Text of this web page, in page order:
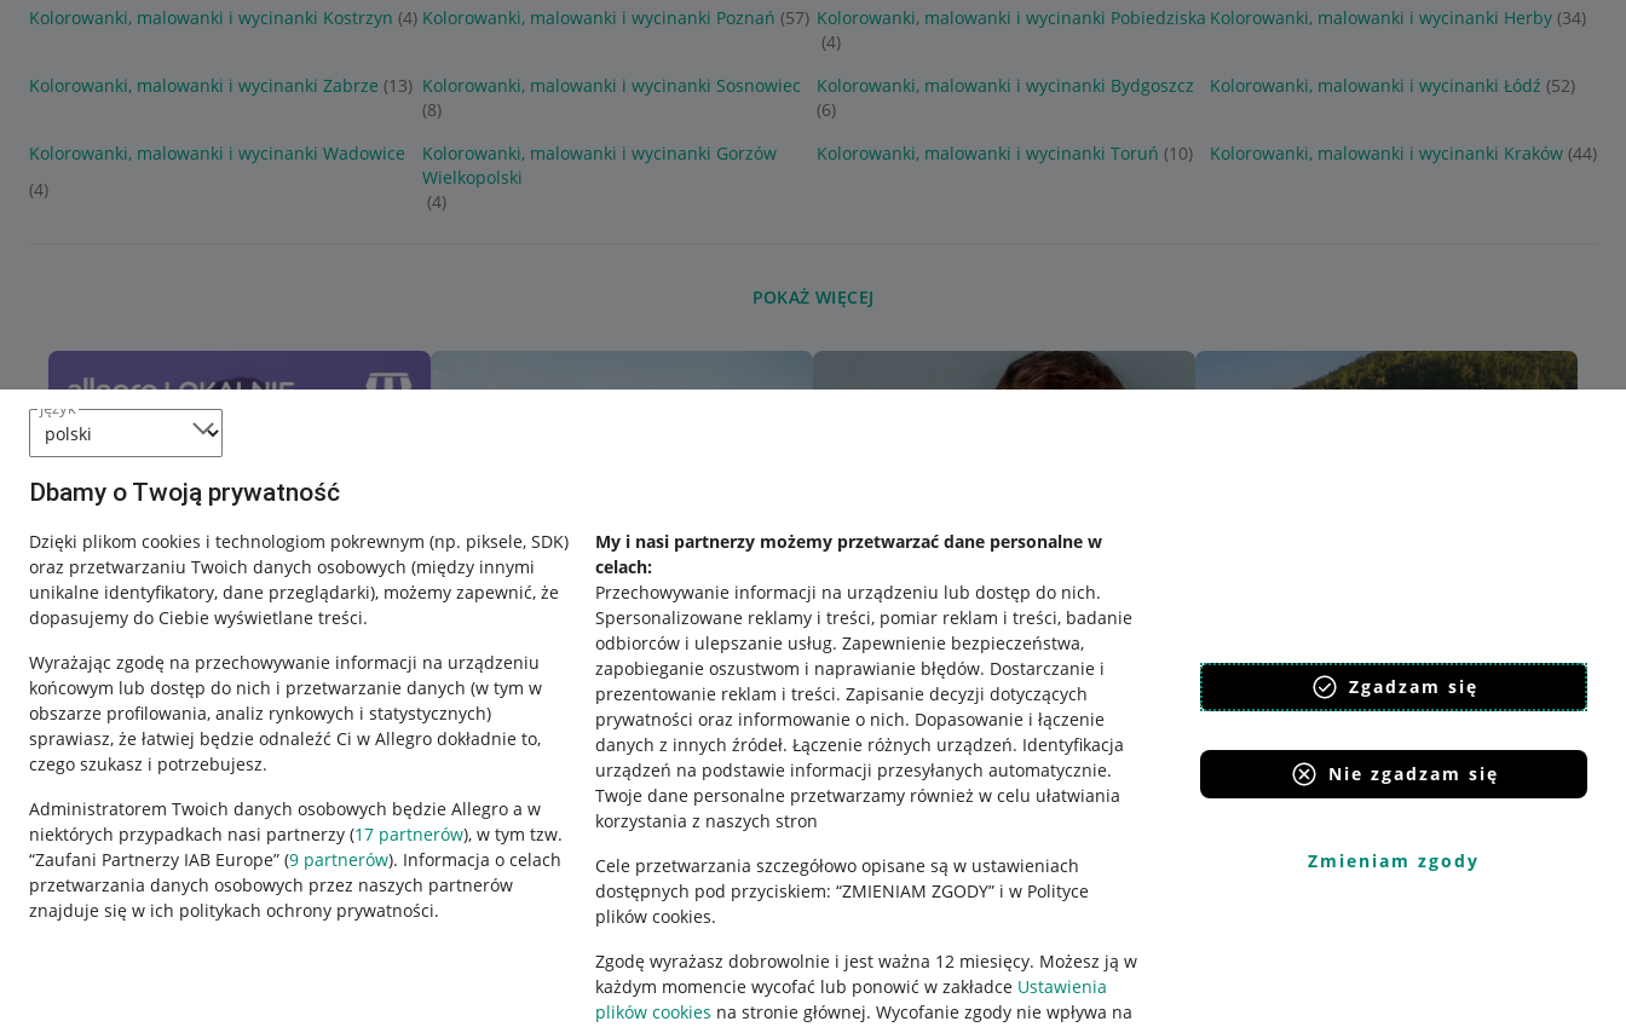
język
Dbamy o Twoją prywatność
Dzięki plikom cookies i technologiom pokrewnym (np. piksele, SDK)
oraz przetwarzaniu Twoich danych osobowych (między innymi
unikalne identyfikatory, dane przeglądarki), możemy zapewnić, że
dopasujemy do Ciebie wyświetlane treści.
Wyrażając zgodę na przechowywanie informacji na urządzeniu
końcowym lub dostęp do nich i przetwarzanie danych (w tym w
obszarze profilowania, analiz rynkowych i statystycznych)
sprawiasz, że łatwiej będzie odnaleźć Ci w Allegro dokładnie to,
czego szukasz i potrzebujesz.
Administratorem Twoich danych osobowych będzie Allegro a w
niektórych przypadkach nasi partnerzy (17 partnerów), w tym tzw.
“Zaufani Partnerzy IAB Europe” (9 partnerów). Informacja o celach
przetwarzania danych osobowych przez naszych partnerów
znajduje się w ich politykach ochrony prywatności.
My i nasi partnerzy możemy przetwarzać dane personalne w
celach:
Przechowywanie informacji na urządzeniu lub dostęp do nich.
Spersonalizowane reklamy i treści, pomiar reklam i treści, badanie
odbiorców i ulepszanie usług. Zapewnienie bezpieczeństwa,
zapobieganie oszustwom i naprawianie błędów. Dostarczanie i
prezentowanie reklam i treści. Zapisanie decyzji dotyczących
prywatności oraz informowanie o nich. Dopasowanie i łączenie
danych z innych źródeł. Łączenie różnych urządzeń. Identyfikacja
urządzeń na podstawie informacji przesyłanych automatycznie.
Twoje dane personalne przetwarzamy również w celu ułatwiania
korzystania z naszych stron
Cele przetwarzania szczegółowo opisane są w ustawieniach
dostępnych pod przyciskiem: “ZMIENIAM ZGODY” i w Polityce
plików cookies.
Zgodę wyrażasz dobrowolnie i jest ważna 12 miesięcy. Możesz ją w
każdym momencie wycofać lub ponowić w zakładce Ustawienia
plików cookies na stronie głównej. Wycofanie zgody nie wpływa na
Zgadzam się
Nie zgadzam się
Zmieniam zgody
Kolorowanki, malowanki i wycinanki Kostrzyn (4) Kolorowanki, malowanki i wycinanki Poznań (57) Kolorowanki, malowanki i wycinanki Pobiedziska
(4)
Kolorowanki, malowanki i wycinanki Herby (34)
Kolorowanki, malowanki i wycinanki Zabrze (13) Kolorowanki, malowanki i wycinanki Sosnowiec
(8)
Kolorowanki, malowanki i wycinanki Bydgoszcz
(6)
Kolorowanki, malowanki i wycinanki Łódź (52)
Kolorowanki, malowanki i wycinanki Wadowice
(4)
Kolorowanki, malowanki i wycinanki Gorzów
Wielkopolski
(4)
Kolorowanki, malowanki i wycinanki Toruń (10) Kolorowanki, malowanki i wycinanki Kraków (44)
POKAŻ WIĘCEJ
Przydatne informacje
Jak to działa
Napisz do nas
Allegro Gadane dla sprzedających
Regulamin
Polityka plików "cookies"
Ustawienia plików "cookies"
Udostępnianie lokalizacji
Informacje dla Aktu o Usługach Cyfrowych
Pobierz aplikację